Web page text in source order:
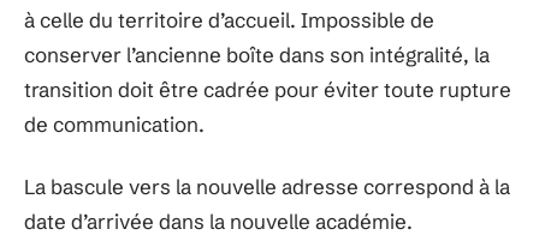
à celle du territoire d’accueil. Impossible de
conserver l’ancienne boîte dans son intégralité, la
transition doit être cadrée pour éviter toute rupture
de communication.
La bascule vers la nouvelle adresse correspond à la
date d’arrivée dans la nouvelle académie.